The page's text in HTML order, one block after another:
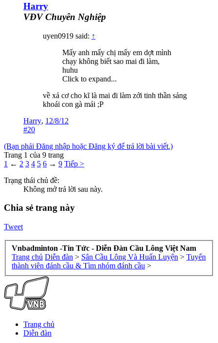
Harry
VĐV Chuyên Nghiệp
uyen0919 said: ↑
Mấy anh mấy chị mấy em dợt mình
chạy không biết sao mai đi làm,
huhu
Click to expand...
về xả cơ cho kĩ là mai đi làm zới tinh thần sảng
khoái con gà mái ;P
Harry, 12/8/12
#20
(Bạn phải Đăng nhập hoặc Đăng ký để trả lời bài viết.)
Trang 1 của 9 trang
1 ← 2 3 4 5 6 → 9 Tiếp >
Trạng thái chủ đề:
Không mở trả lời sau này.
Chia sẻ trang này
Tweet
Vnbadminton -Tin Tức - Diễn Đàn Cầu Lông Việt Nam
Trang chủ Diễn đàn > Sân Cầu Lông Và Huấn Luyện > Tuyển
thành viên đánh cầu & Tìm nhóm đánh cầu >
Trang chủ
Diễn đàn